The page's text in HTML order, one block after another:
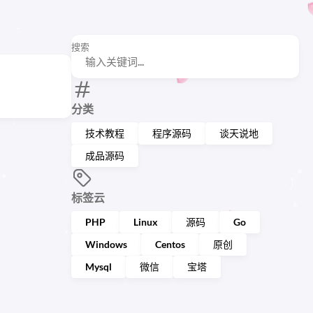
搜索
分类
技术教程 程序源码
谈天说地
成品源码
标签云
PHP Linux 源码
Go
Windows
Centos
原创
Mysql
微信 宝塔